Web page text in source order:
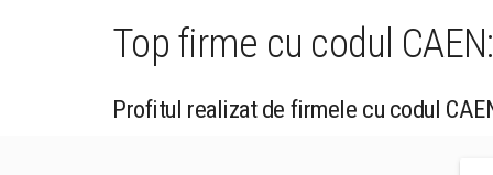
Top firme cu codul
Profitul realizat de firmele cu codul